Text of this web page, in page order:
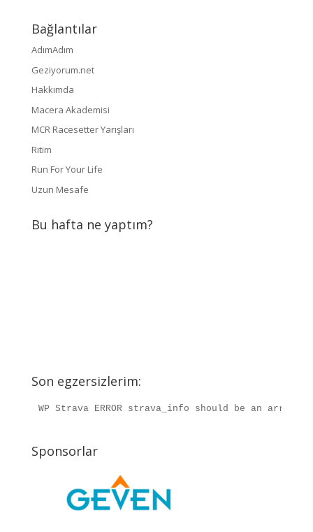
Bağlantılar
AdımAdım
Geziyorum.net
Hakkımda
Macera Akademisi
MCR Racesetter Yarışları
Ritim
Run For Your Life
Uzun Mesafe
Bu hafta ne yaptım?
Son egzersizlerim:
WP Strava ERROR strava_info should be an
Sponsorlar